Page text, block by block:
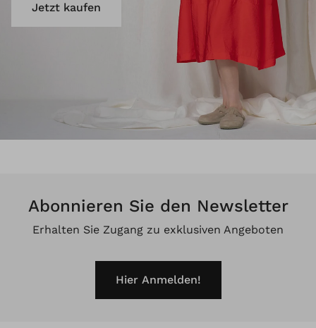
Jetzt kaufen
Abonnieren Sie den Newsletter
Erhalten Sie Zugang zu exklusiven Angeboten
Hier Anmelden!